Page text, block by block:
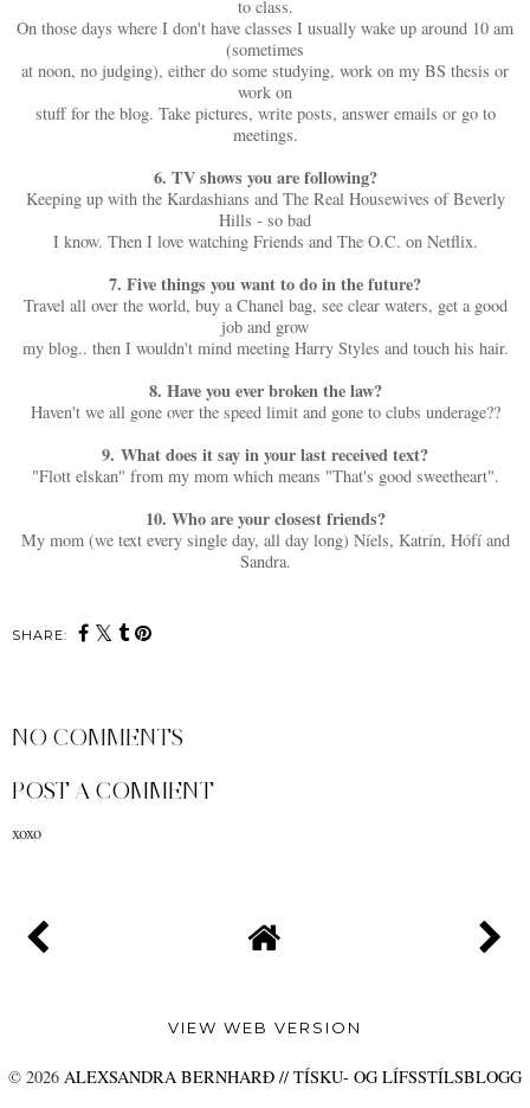
to class.
On those days where I don't have classes I usually wake up around 10 am
(sometimes
at noon, no judging), either do some studying, work on my BS thesis or
work on
stuff for the blog. Take pictures, write posts, answer emails or go to
meetings.
6. TV shows you are following?
Keeping up with the Kardashians and The Real Housewives of Beverly
Hills - so bad
I know. Then I love watching Friends and The O.C. on Netflix.
7. Five things you want to do in the future?
Travel all over the world, buy a Chanel bag, see clear waters, get a good
job and grow
my blog.. then I wouldn't mind meeting Harry Styles and touch his hair.
8. Have you ever broken the law?
Haven't we all gone over the speed limit and gone to clubs underage??
9. What does it say in your last received text?
"Flott elskan" from my mom which means "That's good sweetheart".
10. Who are your closest friends?
My mom (we text every single day, all day long) Níels, Katrín, Hófí and
Sandra.
SHARE:
NO COMMENTS
POST A COMMENT
xoxo
VIEW WEB VERSION
© 2026 ALEXSANDRA BERNHARÐ // TÍSKU- OG LÍFSSTÍLSBLOGG